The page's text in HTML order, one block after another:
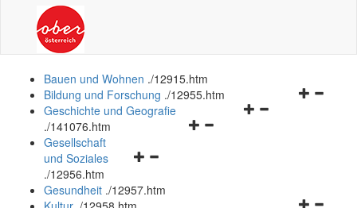
Bauen und Wohnen ./12915.htm
Navigationsmenü
Bildung und Forschung ./12955.htm
Navigationsmenü
Geschichte und Geografie
./141076.htm
Navigationsmenü
und
schließen
Gesellschaft
und Soziales
./12956.htm
Gesundheit ./12957.htm